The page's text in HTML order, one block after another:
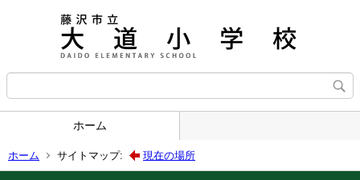
ホーム
ホーム サイトマップ: 現在の場所